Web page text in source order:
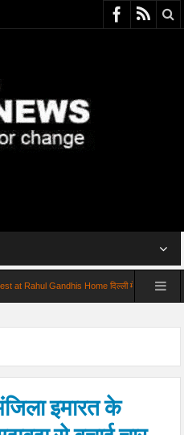
Gandhis Home दिल्ली में राहुल गा…
इमारत के